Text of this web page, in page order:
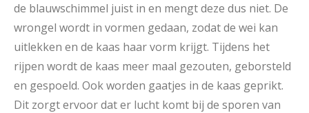
de blauwschimmel juist in en mengt deze dus niet. De
wrongel wordt in vormen gedaan, zodat de wei kan
uitlekken en de kaas haar vorm krijgt. Tijdens het
rijpen wordt de kaas meer maal gezouten, geborsteld
en gespoeld. Ook worden gaatjes in de kaas geprikt.
Dit zorgt ervoor dat er lucht komt bij de sporen van